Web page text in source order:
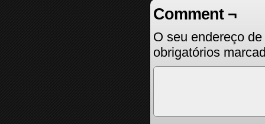
Comment ¬
O seu endereço
obrigatórios